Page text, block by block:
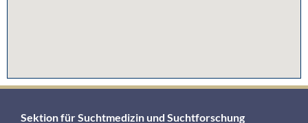
Sektion für Suchtmedizin und Suchtforschung